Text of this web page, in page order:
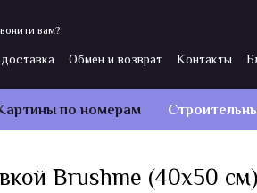
вам?
Обмен и возврат Контакты
по номерам
Brushme (40x50 см)